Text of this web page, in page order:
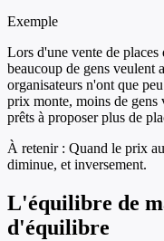
Exemple
Lors d'une vente de places
beaucoup de gens veulent
organisateurs n'ont que
prix monte, moins de gens
prêts à proposer plus de
À retenir : Quand le prix
diminue, et inversement.
L'équilibre de
d'équilibre